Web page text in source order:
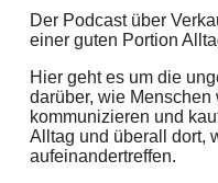
Der Podcast über
einer guten Portion
Hier geht es um die
darüber, wie
kommunizieren und
Alltag und überall dort,
aufeinandertreffen.